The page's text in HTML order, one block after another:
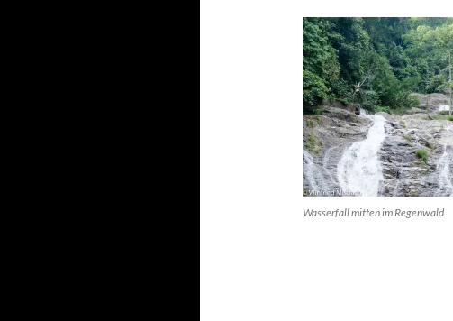
Wasserfall mitten im Regenwald